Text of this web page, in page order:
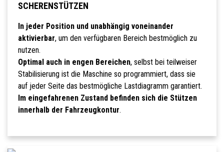
SCHERENSTÜTZEN
In jeder Position und unabhängig voneinander
aktivierbar, um den verfügbaren Bereich bestmöglich zu
nutzen.
Optimal auch in engen Bereichen, selbst bei teilweiser
Stabilisierung ist die Maschine so programmiert, dass sie
auf jeder Seite das bestmögliche Lastdiagramm garantiert.
Im eingefahrenen Zustand befinden sich die Stützen
innerhalb der Fahrzeugkontur.